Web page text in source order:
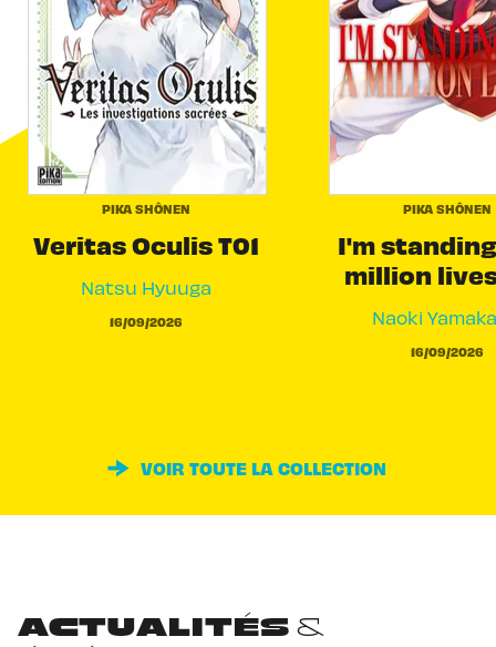
PIKA SHÔNEN
Veritas Oculis T01
Natsu Hyuuga
16/09/2026
PIKA SHÔNEN
I'm
million
Naoki
16/09/2026
VOIR TOUTE LA COLLECTION
ACTUALITÉS &